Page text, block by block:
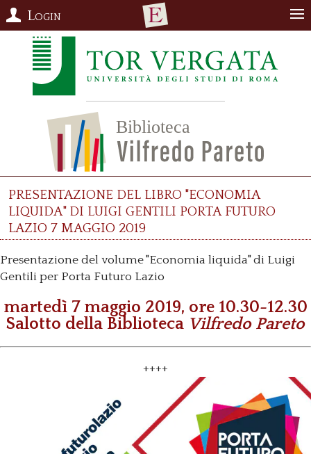
Login
Presentazione del libro "Economia
liquida" di Luigi Gentili Porta Futuro
Lazio 7 maggio 2019
Presentazione del volume "Economia liquida" di Luigi
Gentili per Porta Futuro Lazio
martedì 7 maggio 2019, ore 10.30-12.30
Salotto della Biblioteca Vilfredo Pareto
++++